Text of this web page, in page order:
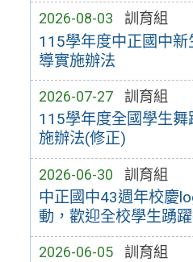
2026-08-03 訓育組
115學年度中正國中新
導實施辦法
2026-07-27 訓育組
115學年度全國學生舞
施辦法(修正)
2026-06-30 訓育組
中正國中43週年校慶
動，歡迎全校學生踴
2026-06-05 訓育組